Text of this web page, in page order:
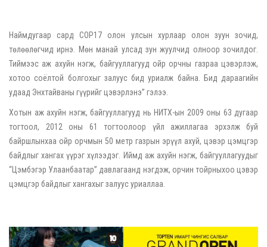
Наймдугаар сард COP17 олон улсын хурлаар олон зуун зочид,
төлөөлөгчид ирнэ. Мөн манай улсад зун жуулчид олноор зочилдог.
Тиймээс аж ахуйн нэгж, байгууллагууд ойр орчны газраа цэвэрлэж,
хотоо соёлтой болгохыг залуус бид уриалж байна. Бид дараагийн
удаад Энхтайваны гүүрийг цэвэрлэнэ” гэлээ.
Хотын аж ахуйн нэгж, байгууллагууд нь НИТХ-ын 2009 оны 63 дугаар
тогтоол, 2012 оны 61 тогтоолоор үйл ажиллагаа эрхэлж буй
байршлынхаа ойр орчмын 50 метр газрын эрүүл ахуй, цэвэр цэмцгэр
байдлыг хангах үүрэг хүлээдэг. Иймд аж ахуйн нэгж, байгууллагуудыг
“Цэмбэгэр Улаанбаатар” давлагаанд нэгдэж, орчин тойрныхоо цэвэр
цэмцгэр байдлыг хангахыг залуус уриаллаа.